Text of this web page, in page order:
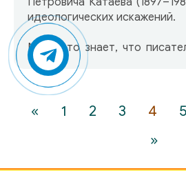
идеологических искажений.
Мало кто знает, что
древнего священнического
предков были
Катаев, Герой
юности был белым
« 1 2 3 4 5
»